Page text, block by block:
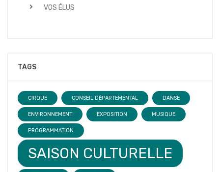
VOS ÉLUS
TAGS
CIRQUE CONSEIL DÉPARTEMENTAL DANSE
ENVIRONNEMENT EXPOSITION MUSIQUE
PROGRAMMATION
SAISON CULTURELLE